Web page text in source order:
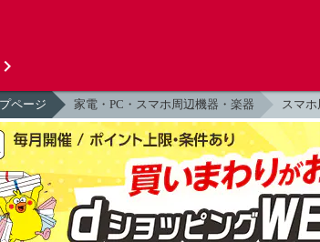
ページ 家電・PC・スマホ周辺機器・楽器 スマ